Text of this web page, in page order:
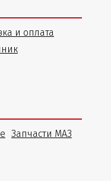
и оплата
Запчасти МАЗ